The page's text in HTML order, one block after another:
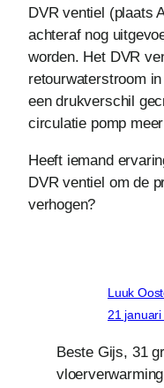
DVR ventiel (plaats
achteraf nog
worden. Het DVR
retourwaterstroom
een drukverschil
circulatie pomp
Heeft iemand
DVR ventiel om de
verhogen?
Luuk
21 januari
Beste Gijs, 31